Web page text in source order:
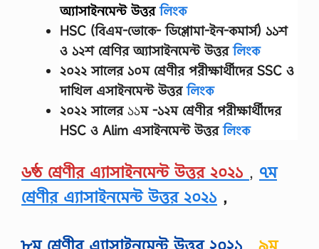
অ্যাসাইনমেন্ট উত্তরলিংক
HSC (বিএম-ভোকে- ডিপ্লোমা-ইন-কমার্স) ১১শ
ও ১২শ শ্রেণির অ্যাসাইনমেন্ট উত্তরলিংক
২০২২ সালের ১০ম শ্রেণীর পরীক্ষার্থীদেরSSC ও
দাখিল এসাইনমেন্ট উত্তরলিংক
২০২২ সালের১১ম -১২ম শ্রেণীর পরীক্ষার্থীদের
HSC ও Alim এসাইনমেন্ট উত্তরলিংক
৬ষ্ঠ শ্রেণীর এ্যাসাইনমেন্ট উত্তর ২০২১ , ৭ম
শ্রেণীর এ্যাসাইনমেন্ট উত্তর ২০২১ ,